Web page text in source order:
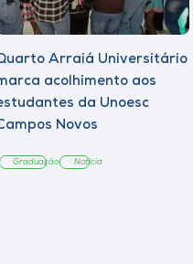
Arraiá Universitário
acolhimento aos
da Unoesc
Novos
Graduação Notícia